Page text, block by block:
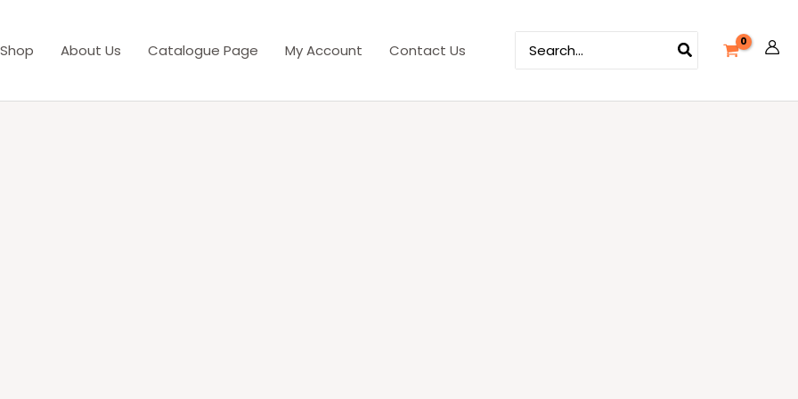
Shop About Us Catalogue Page My Account Contact Us